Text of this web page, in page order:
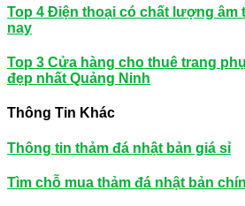
Top 4 Điện thoại có chất lượng âm
nay
Top 3 Cửa hàng cho thuê trang
đẹp nhất Quảng Ninh
Thông Tin Khác
Thông tin thảm đá nhật bản giá sỉ
Tìm chỗ mua thảm đá nhật bản